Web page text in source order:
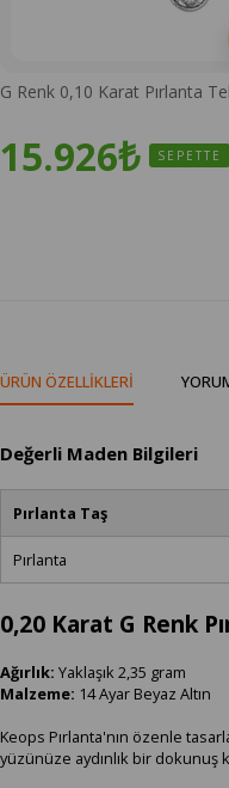
ÜRÜN ÖZELLIKLERI
Değerli Maden Bilgileri
Pırlanta Taş
Pırlanta
0,20 Karat G Renk
Ağırlık: Yaklaşık 2,35 gram
Malzeme: 14 Ayar Beyaz Altın
Keops Pırlanta'nın özenle
yüzünüze aydınlık bir dokunuş
G Renk 0,10 Karat Pırlanta
15.926₺ SEPETTE